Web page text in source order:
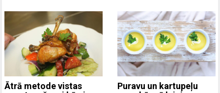
Ātrā metode vistas
Puravu un kartupeļu